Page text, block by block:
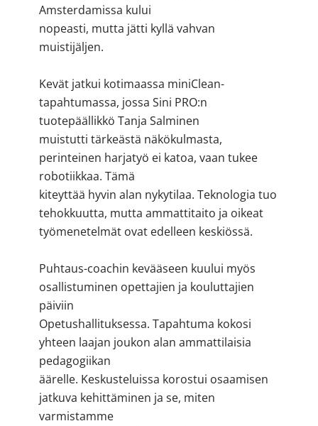
Amsterdamissa kului
nopeasti, mutta jätti kyllä vahvan
muistijäljen.
Kevät jatkui kotimaassa miniClean-
tapahtumassa, jossa Sini PRO:n
tuotepäällikkö Tanja Salminen
muistutti tärkeästä näkökulmasta,
perinteinen harjatyö ei katoa, vaan tukee
robotiikkaa. Tämä
kiteyttää hyvin alan nykytilaa. Teknologia tuo
tehokkuutta, mutta ammattitaito ja oikeat
työmenetelmät ovat edelleen keskiössä.
Puhtaus-coachin kevääseen kuului myös
osallistuminen opettajien ja kouluttajien
päiviin
Opetushallituksessa. Tapahtuma kokosi
yhteen laajan joukon alan ammattilaisia
pedagogiikan
äärelle. Keskusteluissa korostui osaamisen
jatkuva kehittäminen ja se, miten
varmistamme